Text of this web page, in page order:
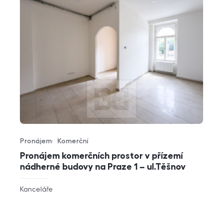
Pronájem komerčních prostor v přízemí
nádherné budovy na Praze 1 – ul.Těšnov
Typ nabídky
Pronájem
Typ nemovitosti
Komerční
rozměry
dispozice
Kanceláře